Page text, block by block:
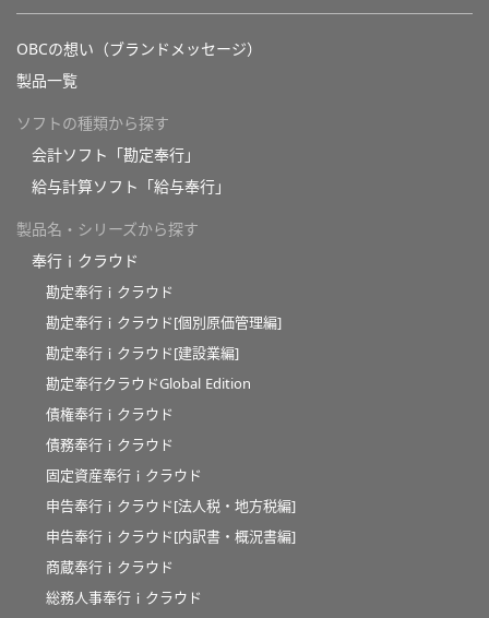
OBCの想い（ブランドメッセージ）
製品一覧
ソフトの種類から探す
会計ソフト「勘定奉行」
給与計算ソフト「給与奉行」
製品名・シリーズから探す
奉行ｉクラウド
勘定奉行ｉクラウド
勘定奉行ｉクラウド[個別原価管理編]
勘定奉行ｉクラウド[建設業編]
勘定奉行クラウドGlobal Edition
債権奉行ｉクラウド
債務奉行ｉクラウド
固定資産奉行ｉクラウド
申告奉行ｉクラウド[法人税・地方税編]
申告奉行ｉクラウド[内訳書・概況書編]
商蔵奉行ｉクラウド
総務人事奉行ｉクラウド